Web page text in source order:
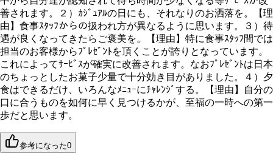
善されます。２）ｶｼﾞｭｱﾙの日にも、それなりのお洒落を。【理
由】食事ｽﾀｯﾌからの扱われ方が異なるように思います。３）待
遇が良くなってきたらご褒美を。【理由】特に食事ｽﾀｯﾌ間では
担当のお客様からﾌﾟﾚｾﾞﾝﾄを頂くことが誇りとなっています。
これによってｻｰﾋﾞｽが確実に改善されます。なおﾌﾟﾚｾﾞﾝﾄは日本
のちょっとしたお菓子少量で十分効き目がありました。４）夕
食はできるだけ、いろんなﾒﾆｭｰにﾁｬﾚﾝｼﾞする。【理由】自分の
口に合うものを如何に早く見つけるかが、至福の一時への第一
歩だと思います。
参考になった0